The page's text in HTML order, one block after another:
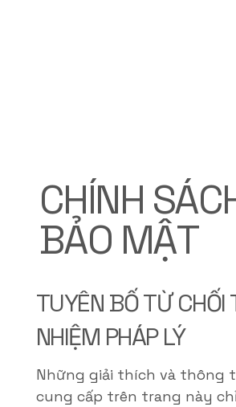
CHÍNH
BẢO MẬT
TUYÊN BỐ TỪ CHỐI
NHIỆM PHÁP LÝ
Những giải thích và thông
cung cấp trên trang này